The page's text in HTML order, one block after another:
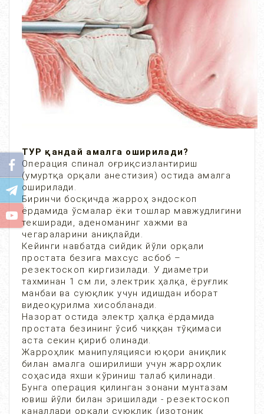
ТУР қандай амалга оширилади?
Операция спинал оғриқсизлантириш
(умуртқа орқали анестизия) остида амалга
оширилади.
Биринчи босқичда жарроҳ эндоскоп
ёрдамида ўсмалар ёки тошлар мавжудлигини
текширади, аденоманинг хажми ва
чегараларини аниқлайди.
Кейинги навбатда сийдик йўли орқали
простата безига махсус асбоб –
резектоскоп киргизилади. У диаметри
тахминан 1 см ли, электрик ҳалқа, ёруғлик
манбаи ва суюқлик учун идишдан иборат
видеоқурилма хисобланади.
Назорат остида электр ҳалқа ёрдамида
простата безининг ўсиб чиққан тўқимаси
аста секин қириб олинади.
Жарроҳлик манипуляцияси юқори аниқлик
билан амалга оширилиши учун жарроҳлик
соҳасида яхши кўриниш талаб қилинади.
Бунга операция қилинган зонани мунтазам
ювиш йўли билан эришилади - резектоскоп
каналлари орқали суюқлик (изотоник